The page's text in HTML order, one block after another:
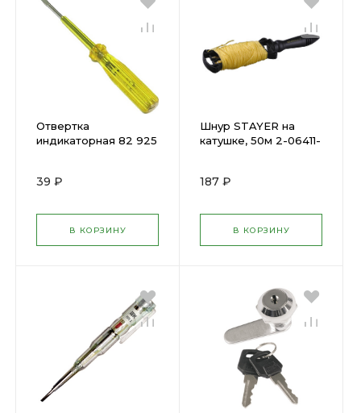
Отвертка
индикаторная 82 925
39 ₽
В КОРЗИНУ
Шнур STAYER на
катушке, 50м 2-06411-
187 ₽
В КОРЗИНУ